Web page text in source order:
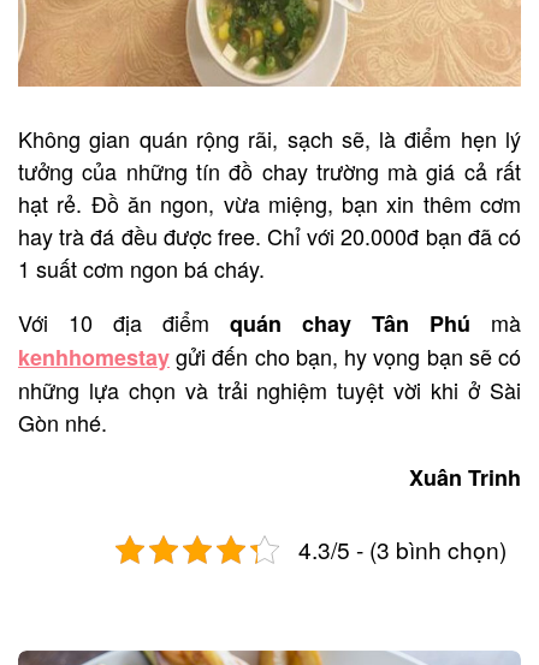
Không gian quán rộng rãi, sạch sẽ, là điểm hẹn lý
tưởng của những tín đồ chay trường mà giá cả rất
hạt rẻ. Đồ ăn ngon, vừa miệng, bạn xin thêm cơm
hay trà đá đều được free. Chỉ với 20.000đ bạn đã có
1 suất cơm ngon bá cháy.
Với 10 địa điểm quán chay Tân Phú mà
kenhhomestaygửi đến cho bạn, hy vọng bạn sẽ có
những lựa chọn và trải nghiệm tuyệt vời khi ở Sài
Gòn nhé.
Xuân Trinh
4.3/5 - (3 bình chọn)
Post